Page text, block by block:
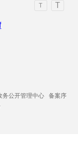
T T
务公开管理中心 备案序